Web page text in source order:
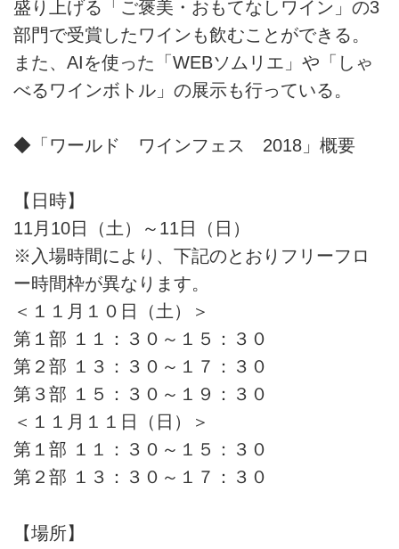
盛り上げる「ご褒美・おもてなしワイン」の3
部門で受賞したワインも飲むことができる。
また、AIを使った「WEBソムリエ」や「しゃ
べるワインボトル」の展示も行っている。
◆「ワールド ワインフェス 2018」概要
【日時】
11月10日（土）～11日（日）
※入場時間により、下記のとおりフリーフロ
ー時間枠が異なります。
＜１１月１０日（土）＞
第１部 １１：３０～１５：３０
第２部 １３：３０～１７：３０
第３部 １５：３０～１９：３０
＜１１月１１日（日）＞
第１部 １１：３０～１５：３０
第２部 １３：３０～１７：３０
【場所】